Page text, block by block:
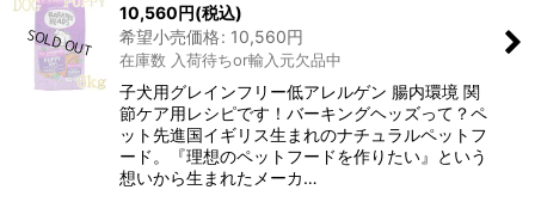
10,560円(税込)
希望小売価格: 10,560円
在庫数 入荷待ちor輸入元欠品中
子犬用グレインフリー低アレルゲン 腸内環境 関
節ケア用レシピです！バーキングヘッズって？ペ
ット先進国イギリス生まれのナチュラルペットフ
ード。『理想のペットフードを作りたい』という
想いから生まれたメーカ…